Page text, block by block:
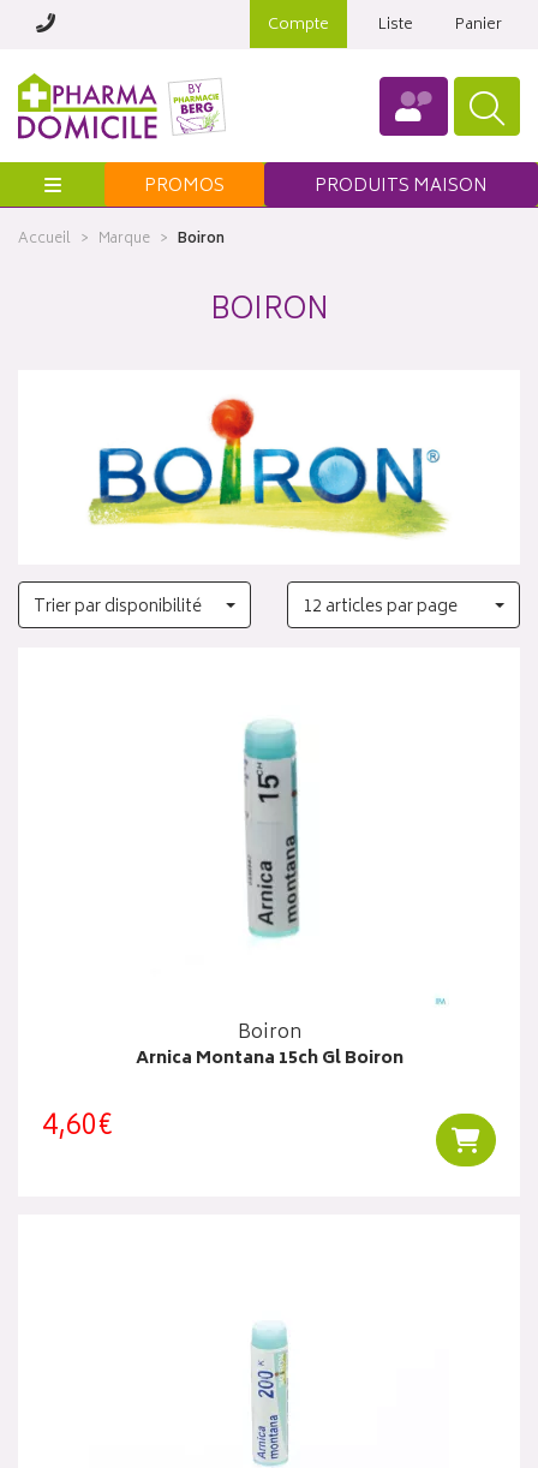
Compte Liste Panier
Menu PROMOS PRODUITS MAISON
Accueil Marque Boiron
BOIRON
Trier par disponibilité 12 articles par page
Boiron
Arnica Montana 15ch Gl Boiron
4,60€